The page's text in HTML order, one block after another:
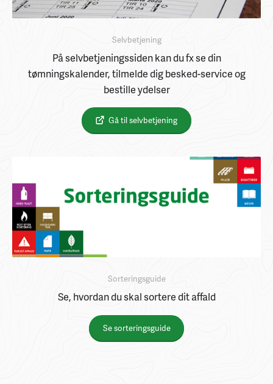
Selvbetjening
På selvbetjeningssiden kan du fx se din
tømningskalender, tilmelde dig besked-service og
bestille ydelser
Gå til selvbetjening
Sorteringsguide
Se, hvordan du skal sortere dit affald
Se sorteringsguide